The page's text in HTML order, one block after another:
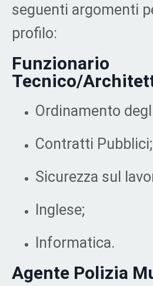
seguenti argomenti
profilo:
Funzionario
Tecnico/
Ordinamento
Contratti Pubblici;
Sicurezza sul
Inglese;
Informatica.
Agente Polizia